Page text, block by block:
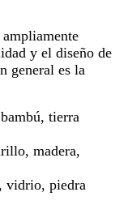
y el diseño de
general es la
tierra
madera,
vidrio, piedra